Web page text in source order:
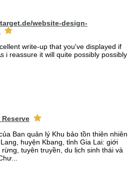
website-design-
write-up that you've displayed if
i reassure it will quite possibly possibly
Ban quản lý Khu bảo tồn thiên nhiên
huyện Kbang, tỉnh Gia Lai: giới
tuyên truyền, du lịch sinh thái và